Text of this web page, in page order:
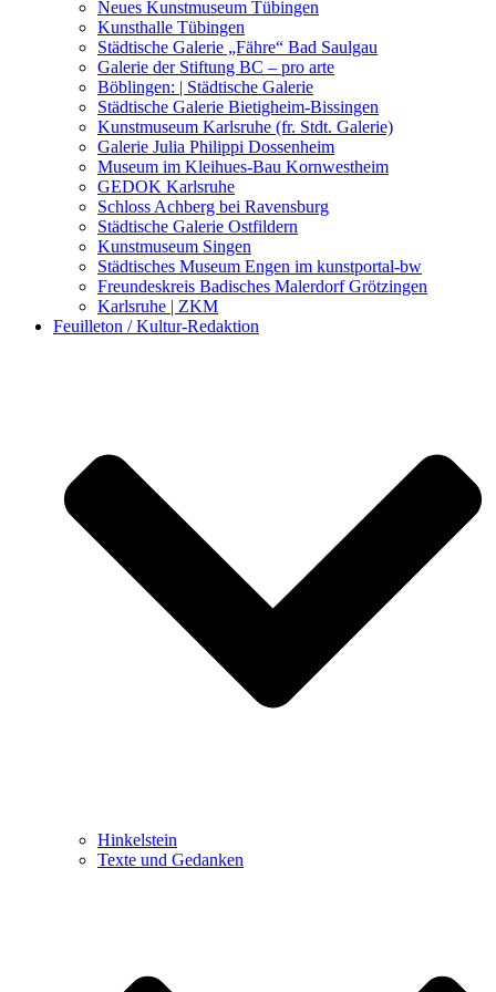
Kunstwettbewerbe, Ausschreibungen für Künstler
Neues Kunstmuseum Tübingen
Kunsthalle Tübingen
Städtische Galerie „Fähre“ Bad Saulgau
Galerie der Stiftung BC – pro arte
Böblingen: | Städtische Galerie
Städtische Galerie Bietigheim-Bissingen
Kunstmuseum Karlsruhe (fr. Stdt. Galerie)
Galerie Julia Philippi Dossenheim
Museum im Kleihues-Bau Kornwestheim
GEDOK Karlsruhe
Schloss Achberg bei Ravensburg
Städtische Galerie Ostfildern
Kunstmuseum Singen
Städtisches Museum Engen im kunstportal-bw
Freundeskreis Badisches Malerdorf Grötzingen
Karlsruhe | ZKM
Feuilleton / Kultur-Redaktion
Hinkelstein
Texte und Gedanken